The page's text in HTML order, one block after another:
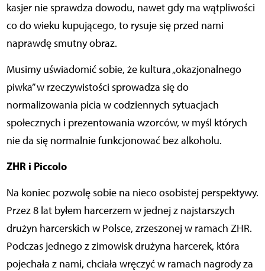
kasjer nie sprawdza dowodu, nawet gdy ma wątpliwości
co do wieku kupującego, to rysuje się przed nami
naprawdę smutny obraz.
Musimy uświadomić sobie, że kultura „okazjonalnego
piwka” w rzeczywistości sprowadza się do
normalizowania picia w codziennych sytuacjach
społecznych i prezentowania wzorców, w myśl których
nie da się normalnie funkcjonować bez alkoholu.
ZHR i Piccolo
Na koniec pozwolę sobie na nieco osobistej perspektywy.
Przez 8 lat byłem harcerzem w jednej z najstarszych
drużyn harcerskich w Polsce, zrzeszonej w ramach ZHR.
Podczas jednego z zimowisk drużyna harcerek, która
pojechała z nami, chciała wręczyć w ramach nagrody za